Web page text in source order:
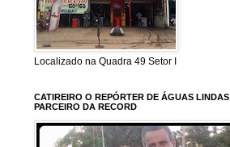
Localizado na Quadra 49 Setor I
CATIREIRO O REPÓRTER DE ÁGUAS LINDAS
PARCEIRO DA RECORD